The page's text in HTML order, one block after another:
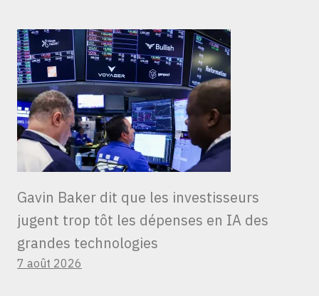
Gavin Baker dit que les investisseurs
jugent trop tôt les dépenses en IA des
grandes technologies
7 août 2026